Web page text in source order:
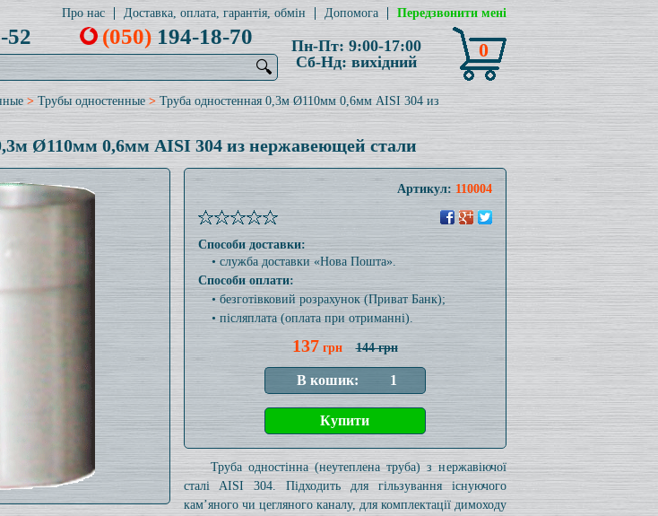
Про нас Доставка, оплата, гарантія, обмін Допомога Передзвонити мені
52 (050)194-18-70
🔍
Пн-Пт: 9:00-17:00
Сб-Нд: вихідний
0
> Трубы одностенные> Труба одностенная 0,3м Ø110мм 0,6мм AISI 304 из
Ø110мм 0,6мм AISI 304 из нержавеющей стали
Артикул:110004
Способи доставки:
• служба доставки «Нова Пошта».
Способи оплати:
• безготівковий розрахунок (Приват Банк);
• післяплата (оплата при отриманні).
137 грн 144 грн
Труба одностінна (неутеплена труба) з нержавіючої
сталі AISI 304. Підходить для гільзування існуючого
кам’яного чи цегляного каналу, для комплектації димоходу